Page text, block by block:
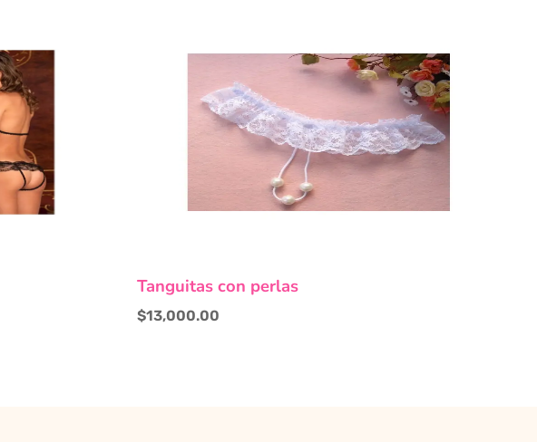
producto
tiene
múltiples
Tanguitas con perlas
$13,000.00